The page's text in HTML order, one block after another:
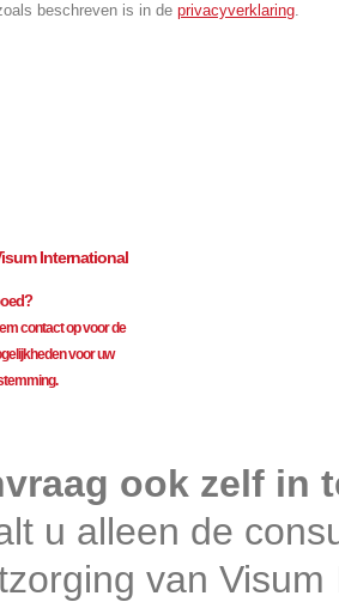
beschreven is in de privacyverklaring.
International
contact op voor de
voor uw
ook zelf in
u alleen de
van